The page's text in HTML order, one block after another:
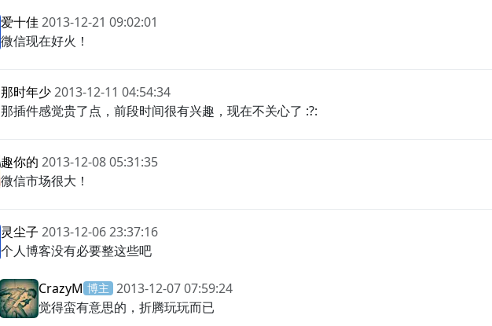
爱十佳2013-12-21 09:02:01
微信现在好火！
那时年少2013-12-11 04:54:34
那插件感觉贵了点，前段时间很有兴趣，现在不关心了 :?:
趣你的 2013-12-08 05:31:35
微信市场很大！
灵尘子 2013-12-06 23:37:16
个人博客没有必要整这些吧
CrazyM 博主 2013-12-07 07:59:24
觉得蛮有意思的，折腾玩玩而已